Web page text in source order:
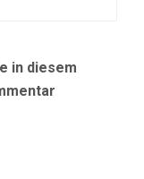
in diesem